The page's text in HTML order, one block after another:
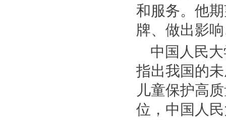
和服务。他
牌、做出影
中国人民
指出我国的
儿童保护高
位，中国人